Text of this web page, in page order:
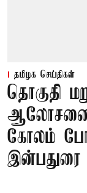
தமிழக செய்திகள்
தொகுதி
கோலம்
இன்பதுரை